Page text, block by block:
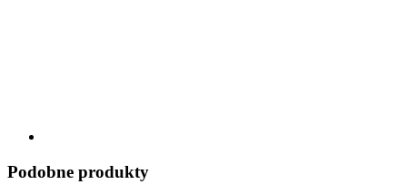
Podobne produkty